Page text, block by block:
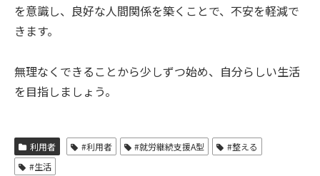
を意識し、良好な人間関係を築くことで、不安を軽減で
きます。
無理なくできることから少しずつ始め、自分らしい生活
を目指しましょう。
利用者 #利用者 #就労継続支援A型
#整える
#生活